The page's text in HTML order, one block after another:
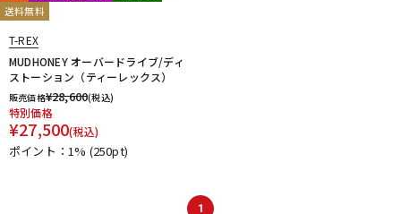
送料無料
T-REX
MUDHONEY オーバードライブ/ディ
ストーション（ティーレックス）
販売価格¥28,600(税込)
特別価格
¥27,500(税込)
ポイント：1% (250pt)
1